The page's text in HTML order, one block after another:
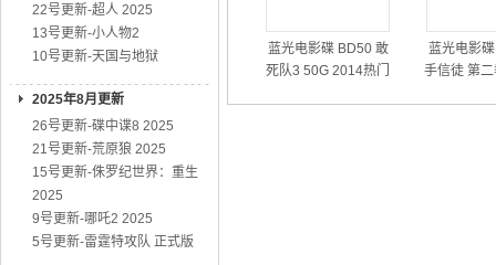
22号更新-超人 2025
13号更新-小人物2
10号更新-天国与地狱
2025年8月更新
26号更新-碟中谍8 2025
21号更新-荒原狼 2025
15号更新-侏罗纪世界：重生
2025
9号更新-哪吒2 2025
5号更新-雷霆特攻队 正式版
蓝光电影碟 BD50 敢
死队3 50G 2014热门
蓝光电影
手信徒 第